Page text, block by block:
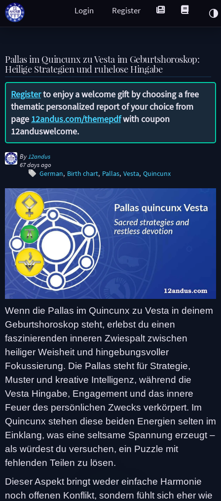
Register
Login
Pallas im Quincunx zu Vesta im Geburtshoroskop:
Heilige Strategien und ruhelose Hingabe
Registerto enjoy a welcome gift by choosing a free
thematic personalized report of your choice from
page 12andus.com/themepdfwith coupon
12anduswelcome.
By 12andus
67 days ago
German Birth chart Pallas Vesta Quincunx
Wenn die Pallas im Quincunx zu Vesta in deinem
Geburtshoroskop steht, erlebst du einen
faszinierenden inneren Zwiespalt zwischen
heiliger Weisheit und hingebungsvoller
Fokussierung. Die Pallas steht für Strategie,
Muster und kreative Intelligenz, während die
Vesta Hingabe, Engagement und das innere
Feuer des persönlichen Zwecks verkörpert. Im
Quincunx stehen diese beiden Energien selten im
Einklang, was eine seltsame Spannung erzeugt –
als würdest du versuchen, ein Puzzle mit
fehlenden Teilen zu lösen.
Dieser Aspekt bringt weder einfache Harmonie
noch offenen Konflikt, sondern fühlt sich eher wie